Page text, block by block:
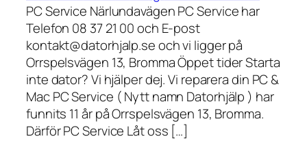
PC Service Närlundavägen PC Service har
Telefon 08 37 21 00 och E-post
kontakt@datorhjalp.se och vi ligger på
Orrspelsvägen 13, Bromma Öppet tider Starta
inte dator? Vi hjälper dej. Vi reparera din PC &
Mac PC Service ( Nytt namn Datorhjälp ) har
funnits 11 år på Orrspelsvägen 13, Bromma.
Därför PC Service Låt oss […]